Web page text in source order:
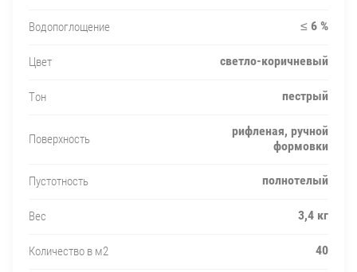
Водопоглощение ≤ 6 %
Цвет светло-коричневый
Тон пестрый
Поверхность
рифленая, ручной
формовки
Пустотность полнотелый
Вес 3,4 кг
Количество в м2 40